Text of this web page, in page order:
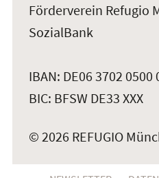
Förderverein Refugio
SozialBank
IBAN: DE06 3702 0500
BIC: BFSW DE33 XXX
© 2026 REFUGIO